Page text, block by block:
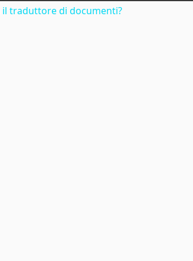
il traduttore di documenti?